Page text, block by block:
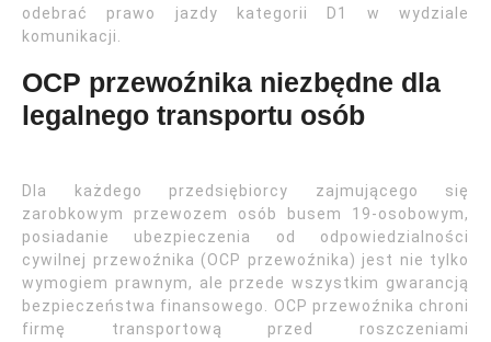
odebrać prawo jazdy kategorii D1 w wydziale
komunikacji.
OCP przewoźnika niezbędne dla
legalnego transportu osób
Dla każdego przedsiębiorcy zajmującego się
zarobkowym przewozem osób busem 19-osobowym,
posiadanie ubezpieczenia od odpowiedzialności
cywilnej przewoźnika (OCP przewoźnika) jest nie tylko
wymogiem prawnym, ale przede wszystkim gwarancją
bezpieczeństwa finansowego. OCP przewoźnika chroni
firmę transportową przed roszczeniami